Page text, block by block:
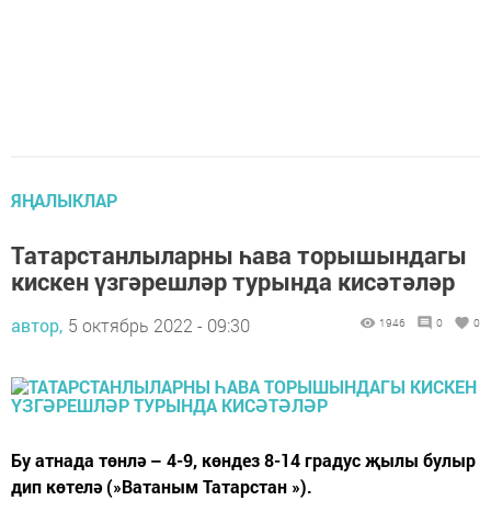
ЯҢАЛЫКЛАР
Татарстанлыларны һава торышындагы
кискен үзгәрешләр турында кисәтәләр
автор, 5 октябрь 2022 - 09:30 1946 0 0
Бу атнада төнлә – 4-9, көндез 8-14 градус җылы булыр
дип көтелә (»Ватаным Татарстан »).